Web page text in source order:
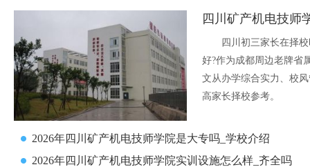
四川矿产机电技师
四川初三家长在择
好?作为成都周边老牌省
文从办学综合实力、校
高家长择校参考。
2026年四川矿产机电技师学院是大专吗_学校介绍
2026年四川矿产机电技师学院实训设施怎么样_齐全吗